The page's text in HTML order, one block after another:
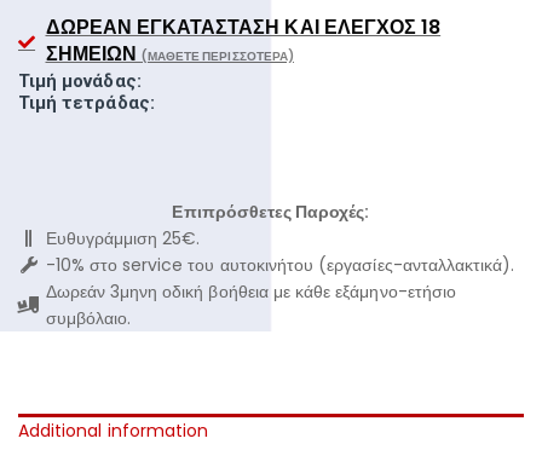
ΔΩΡΕΆΝ ΕΓΚΑΤΆΣΤΑΣΗ ΚΑΙ ΈΛΕΓΧΟΣ 18
ΣΗΜΕΊΩΝ (ΜΆΘΕΤΕ ΠΕΡΙΣΣΌΤΕΡΑ)
Τιμή μονάδας:
Τιμή τετράδας:
Επιπρόσθετες Παροχές:
Ευθυγράμμιση 25€.
-10% στο service του αυτοκινήτου (εργασίες-ανταλλακτικά).
Δωρεάν 3μηνη οδική βοήθεια με κάθε εξάμηνο-ετήσιο
συμβόλαιο.
Additional information